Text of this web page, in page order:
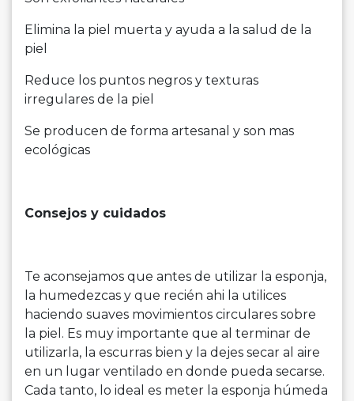
Elimina la piel muerta y ayuda a la salud de la
piel
Reduce los puntos negros y texturas
irregulares de la piel
Se producen de forma artesanal y son mas
ecológicas
Consejos y cuidados
Te aconsejamos que antes de utilizar la esponja,
la humedezcas y que recién ahi la utilices
haciendo suaves movimientos circulares sobre
la piel. Es muy importante que al terminar de
utilizarla, la escurras bien y la dejes secar al aire
en un lugar ventilado en donde pueda secarse.
Cada tanto, lo ideal es meter la esponja húmeda